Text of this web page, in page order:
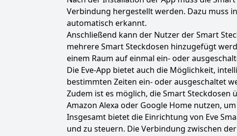
Verbindung hergestellt werden. Dazu muss
automatisch erkannt.
Anschließend kann der Nutzer der Smart
mehrere Smart Steckdosen hinzugefügt
einem Raum auf einmal ein- oder
Die Eve-App bietet auch die Möglichkeit,
bestimmten Zeiten ein- oder ausgeschaltet
Zudem ist es möglich, die Smart Steckdosen
Amazon Alexa oder Google Home nutzen,
Insgesamt bietet die Einrichtung von Eve
und zu steuern. Die Verbindung zwischen